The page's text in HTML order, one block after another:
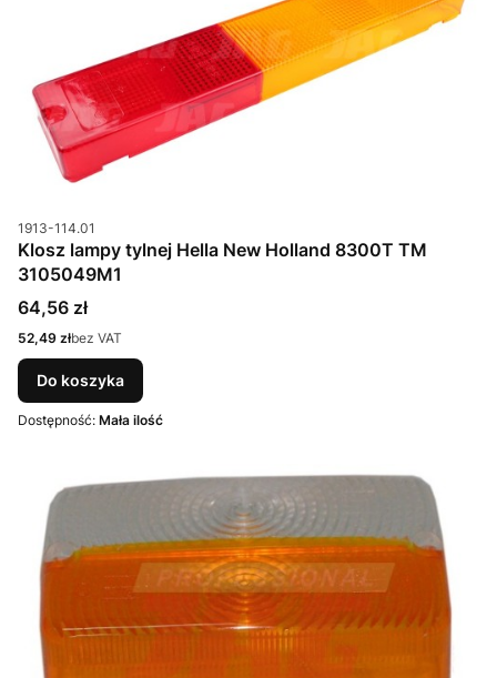
Kod produktu
1913-114.01
Klosz lampy tylnej Hella New Holland 8300T TM
3105049M1
Cena
64,56 zł
Cena
52,49 złbez VAT
Do koszyka
Dostępność: Mała ilość